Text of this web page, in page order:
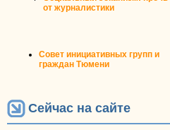
от журналистики
Совет инициативных групп и
граждан Тюмени
Сейчас на сайте